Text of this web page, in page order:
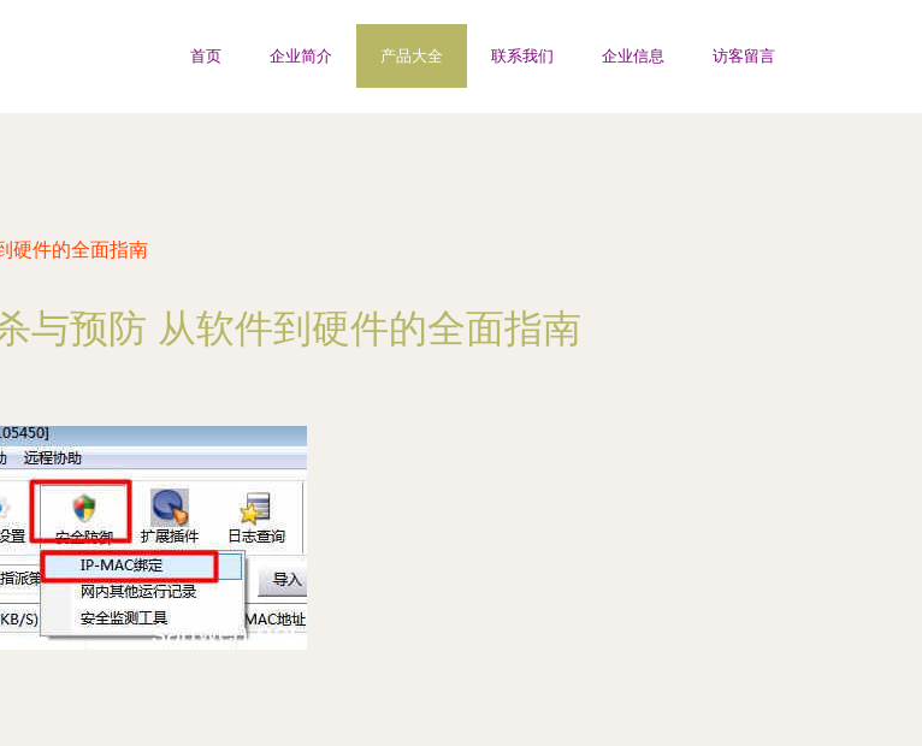
首页 企业简介 产品大全 联系我们 企业信息 访客留言
硬件的全面指南
与预防 从软件到硬件的全面指南